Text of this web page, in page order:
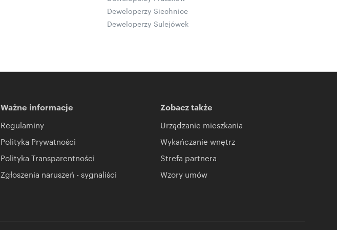
Deweloperzy Siechnice
Deweloperzy Sulejówek
Ważne informacje
Regulaminy
Polityka Prywatności
Polityka Transparentności
Zgłoszenia naruszeń - sygnaliści
Zobacz także
Urządzanie mieszkania
Wykańczanie wnętrz
Strefa partnera
Wzory umów